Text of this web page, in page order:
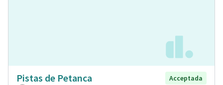
Pistas de Petanca
Acceptada